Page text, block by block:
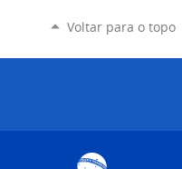
Voltar para o topo